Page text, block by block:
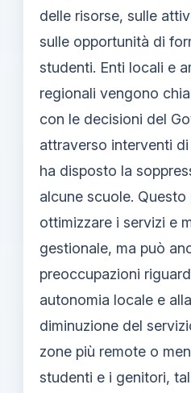
delle risorse, sulle
sulle opportunità di
studenti. Enti locali e
regionali vengono
con le decisioni del
attraverso interventi
ha disposto la
alcune scuole.
ottimizzare i servizi e
gestionale, ma può
preoccupazioni
autonomia locale e
diminuzione del
zone più remote o
studenti e i genitori,